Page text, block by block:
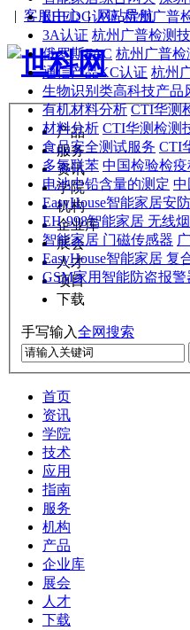
| 客服中心|网站导航
产品
服务
资讯
学院
机构
企业库
展会
人才
项目
下载
手写输入全网搜索
首页
资讯
学院
技术
应用
指南
服务
机构
产品
企业库
展会
人才
下载
EHEDG认证 杭州广普
3A认证 杭州广普检测
俄罗斯FAC 杭州广普检
通信产品KC认证 杭州
生物识别类高科技产品
有机材料分析 CTI华测
材料分析 CTI华测检测
食品安全测试服务 CTI
多氯联苯 中国检验检
电池中铅含量的测定 中
EasyHouse智能家居安
EH-998智能家居 无线
智能家居 门磁传感器
EasyHouse智能家居 复
GSM家用智能防盗报警